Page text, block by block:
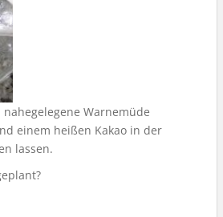
Warnemüde
einem heißen Kakao in der
lassen.